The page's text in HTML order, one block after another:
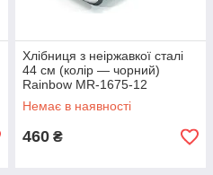
Хлібниця з неіржавкої сталі
44 см (колір — чорний)
Rainbow MR-1675-12
Немає в наявності
460 ₴